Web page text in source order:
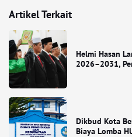
Artikel Terkait
Helmi Hasan
2026–2031,
Dikbud Kota
Biaya Lomba